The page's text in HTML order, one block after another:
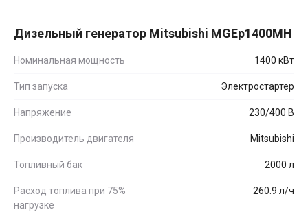
Дизельный генератор Mitsubishi MGEp1400MH
Номинальная мощность 1400 кВт
Тип запуска Электростартер
Напряжение 230/400 В
Производитель двигателя Mitsubishi
Топливный бак 2000 л
Расход топлива при 75%
нагрузке
260.9 л/ч